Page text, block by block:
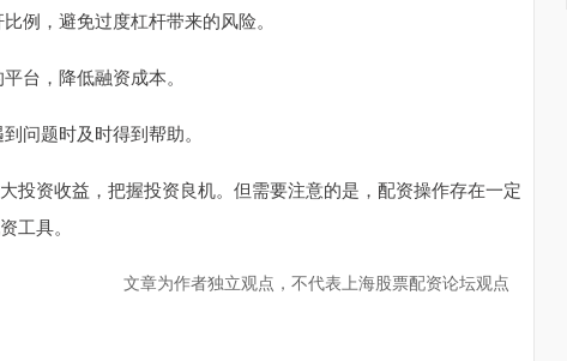
例，避免过度杠杆带来的风险。
台，降低融资成本。
问题时及时得到帮助。
投资收益，把握投资良机。但需要注意的是，配资操作存在一定
工具。
文章为作者独立观点，不代表上海股票配资论坛观点